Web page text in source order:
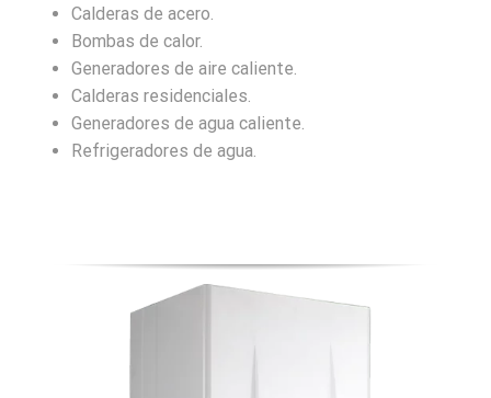
Calderas de acero.
Bombas de calor.
Generadores de aire caliente.
Calderas residenciales.
Generadores de agua caliente.
Refrigeradores de agua.